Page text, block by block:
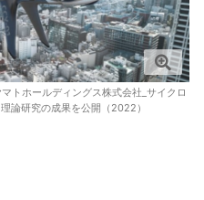
トホールディングス株式会社_サイクロ
論研究の成果を公開（2022）